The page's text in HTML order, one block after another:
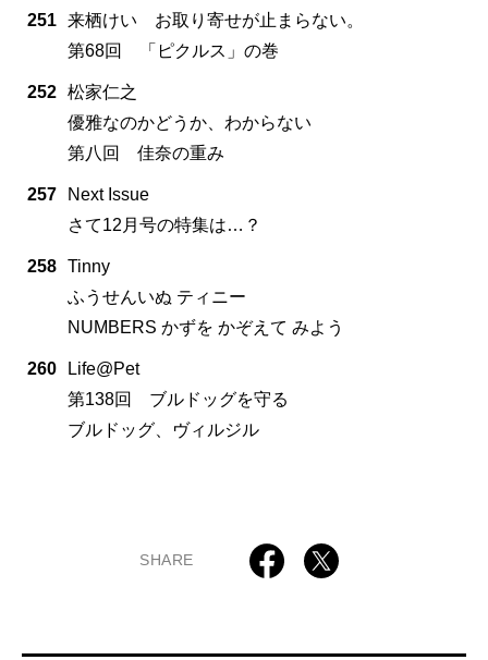
251 来栖けい お取り寄せが止まらない。
第68回 「ピクルス」の巻
252 松家仁之
優雅なのかどうか、わからない
第八回 佳奈の重み
257
Next Issue
さて12月号の特集は…？
258 Tinny
ふうせんいぬ ティニー
NUMBERS かずを かぞえて みよう
260
Life@Pet
第138回 ブルドッグを守る
ブルドッグ、ヴィルジル
SHARE